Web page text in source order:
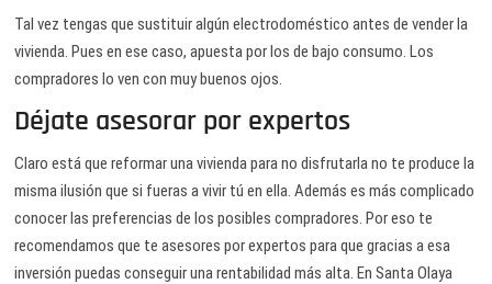
Tal vez tengas que sustituir algún electrodoméstico antes de vender la
vivienda. Pues en ese caso, apuesta por los de bajo consumo. Los
compradores lo ven con muy buenos ojos.
Déjate asesorar por expertos
Claro está que reformar una vivienda para no disfrutarla no te produce la
misma ilusión que si fueras a vivir tú en ella. Además es más complicado
conocer las preferencias de los posibles compradores. Por eso te
recomendamos que te asesores por expertos para que gracias a esa
inversión puedas conseguir una rentabilidad más alta. En Santa Olaya